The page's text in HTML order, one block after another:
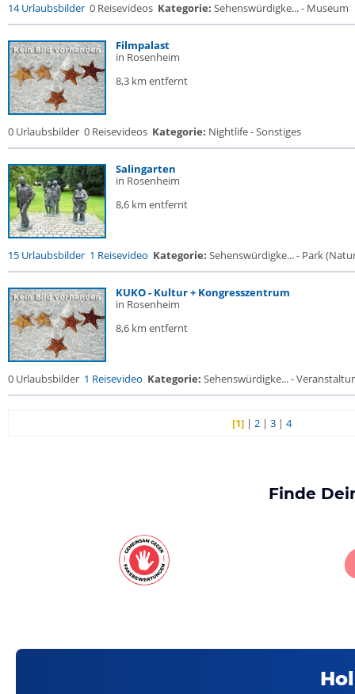
14 Urlaubsbilder 0 Reisevideos Kategorie: Sehenswürdigke... - Museum
Filmpalast
in Rosenheim
8,3 km entfernt
0 Urlaubsbilder 0 Reisevideos Kategorie: Nightlife - Sonstiges
Salingarten
in Rosenheim
8,6 km entfernt
15 Urlaubsbilder 1 Reisevideo Kategorie: Sehenswürdigke... - Park
KUKO - Kultur + Kongresszentrum
in Rosenheim
8,6 km entfernt
0 Urlaubsbilder 1 Reisevideo Kategorie: Sehenswürdigke... -
[1] |2 |3 |4
Finde